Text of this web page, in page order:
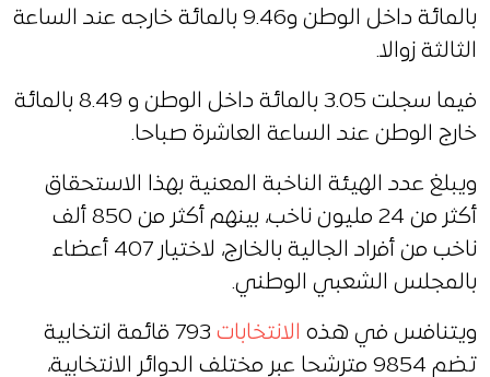
بالمائة داخل الوطن و9.46 بالمائة خارجه عند الساعة
الثالثة زوالا.
فيما سجلت 3.05 بالمائة داخل الوطن و 8.49 بالمائة
خارج الوطن عند الساعة العاشرة صباحا.
ويبلغ عدد الهيئة الناخبة المعنية بهذا الاستحقاق
أكثر من 24 مليون ناخب، بينهم أكثر من 850 ألف
ناخب من أفراد الجالية بالخارج، لاختيار 407 أعضاء
بالمجلس الشعبي الوطني.
ويتنافس في هذه الانتخابات
793 قائمة انتخابية
تضم 9854 مترشحا عبر مختلف الدوائر الانتخابية،